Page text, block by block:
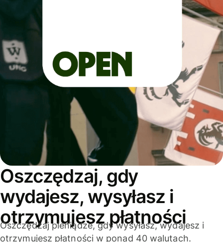
Oszczędzaj, gdy
wydajesz, wysyłasz i
otrzymujesz płatności
Oszczędzaj pieniądze, gdy wysyłasz, wydajesz i
otrzymujesz płatności w ponad 40 walutach.